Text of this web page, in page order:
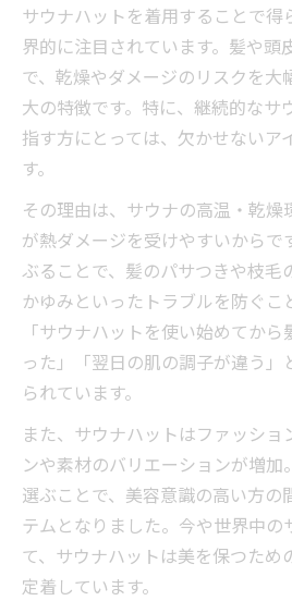
サウナハットを着用することで
界的に注目されています。髪や頭
で、乾燥やダメージのリスクを大
大の特徴です。特に、継続的なサ
指す方にとっては、欠かせないア
す。
その理由は、サウナの高温・乾燥
が熱ダメージを受けやすいからで
ぶることで、髪のパサつきや枝毛
かゆみといったトラブルを防ぐこ
「サウナハットを使い始めてか
った」「翌日の肌の調子が違う」
られています。
また、サウナハットはファッショ
ンや素材のバリエーションが増加
選ぶことで、美容意識の高い方の
テムとなりました。今や世界中の
て、サウナハットは美を保つため
定着しています。